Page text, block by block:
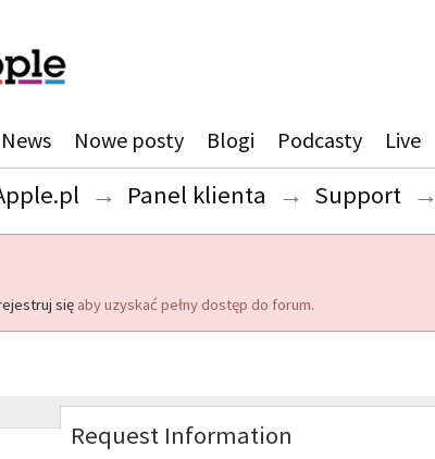
News Nowe posty Blogi Podcasty Live
→ Panel klienta → Support →
się aby uzyskać pełny dostęp do forum.
Request Information